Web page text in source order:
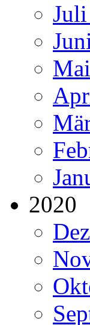
2020